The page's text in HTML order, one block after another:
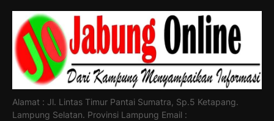
Alamat : Jl. Lintas Timur Pantai Sumatra, Sp.5 Ketapang.
Lampung Selatan. Provinsi Lampung Email :